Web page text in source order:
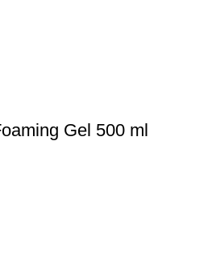
Gel 500 ml